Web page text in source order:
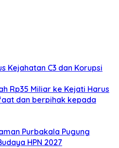
Kejahatan C3 dan Korupsi
Rp35 Miliar ke Kejati Harus
dan berpihak kepada
Purbakala Pugung
HPN 2027